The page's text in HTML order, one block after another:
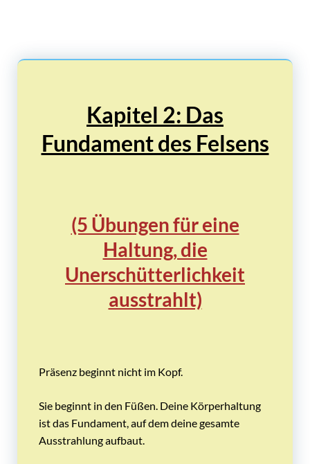
Kapitel 2: Das
Fundament des Felsens
(5 Übungen für eine
Haltung, die
Unerschütterlichkeit
ausstrahlt)
Präsenz beginnt nicht im Kopf.
Sie beginnt in den Füßen. Deine Körperhaltung
ist das Fundament, auf dem deine gesamte
Ausstrahlung aufbaut.